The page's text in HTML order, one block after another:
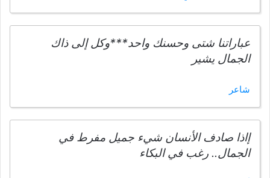
عباراتنا شتى وحسنك واحد***وكل إلى ذاك
الجمال يشير
شاعر
إاذا صادف الأنسان شيء جميل مفرط في
الجمال.. رغب في البكاء